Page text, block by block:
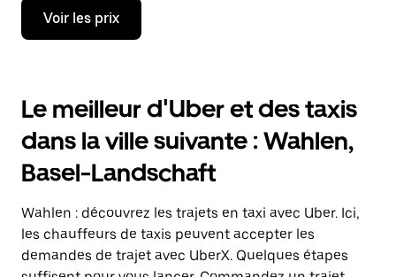
Appuyez
la
bas
pour
ouvrir
le
calendrier
et
une
date.
Appuyez
sur
Voir les prix
Le meilleur d'Uber et des taxis
dans la ville suivante : Wahlen,
Basel-Landschaft
Wahlen : découvrez les trajets en taxi avec Uber. Ici,
les chauffeurs de taxis peuvent accepter les
demandes de trajet avec UberX. Quelques étapes